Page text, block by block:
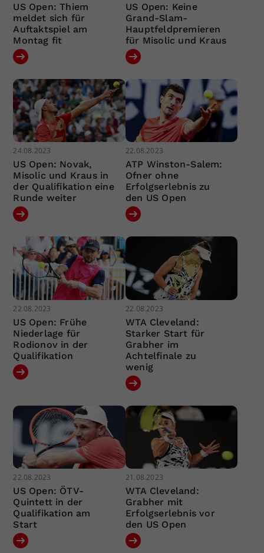
US Open: Thiem
meldet sich für
Auftaktspiel am
Montag fit
US Open: Keine
Grand-Slam-
Hauptfeldpremieren
für Misolic und Kraus
24.08.2023
US Open: Novak,
Misolic und Kraus in
der Qualifikation eine
Runde weiter
22.08.2023
ATP Winston-Salem:
Ofner ohne
Erfolgserlebnis zu
den US Open
22.08.2023
US Open: Frühe
Niederlage für
Rodionov in der
Qualifikation
22.08.2023
WTA Cleveland:
Starker Start für
Grabher im
Achtelfinale zu
wenig
22.08.2023
US Open: ÖTV-
Quintett in der
Qualifikation am
Start
21.08.2023
WTA Cleveland:
Grabher mit
Erfolgserlebnis vor
den US Open